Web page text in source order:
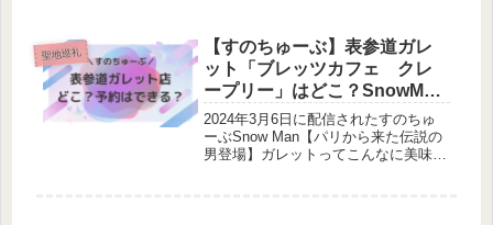
所をご紹介します！ この投稿を
Instagramで見る...
聖地巡礼
【すのちゅーぶ】表参道ガレ
ット「ブレッツカフェ クレ
ープリー」はどこ？SnowMan
ロケ地
2024年3月6日に配信されたすのちゅ
ーぶSnow Man【パリから来た伝説の
男登場】ガレットってこんなに美味い